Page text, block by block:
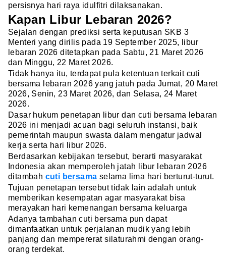
persisnya hari raya idulfitri dilaksanakan.
Kapan Libur Lebaran 2026?
Sejalan dengan prediksi serta keputusan SKB 3
Menteri yang dirilis pada 19 September 2025, libur
lebaran 2026 ditetapkan pada Sabtu, 21 Maret 2026
dan Minggu, 22 Maret 2026.
Tidak hanya itu, terdapat pula ketentuan terkait cuti
bersama lebaran 2026 yang jatuh pada Jumat, 20 Maret
2026, Senin, 23 Maret 2026, dan Selasa, 24 Maret
2026.
Dasar hukum penetapan libur dan cuti bersama lebaran
2026 ini menjadi acuan bagi seluruh instansi, baik
pemerintah maupun swasta dalam mengatur jadwal
kerja serta hari libur 2026.
Berdasarkan kebijakan tersebut, berarti masyarakat
Indonesia akan memperoleh jatah libur lebaran 2026
ditambah cuti bersama selama lima hari berturut-turut.
Tujuan penetapan tersebut tidak lain adalah untuk
memberikan kesempatan agar masyarakat bisa
merayakan hari kemenangan bersama keluarga
Adanya tambahan cuti bersama pun dapat
dimanfaatkan untuk perjalanan mudik yang lebih
panjang dan mempererat silaturahmi dengan orang-
orang terdekat.